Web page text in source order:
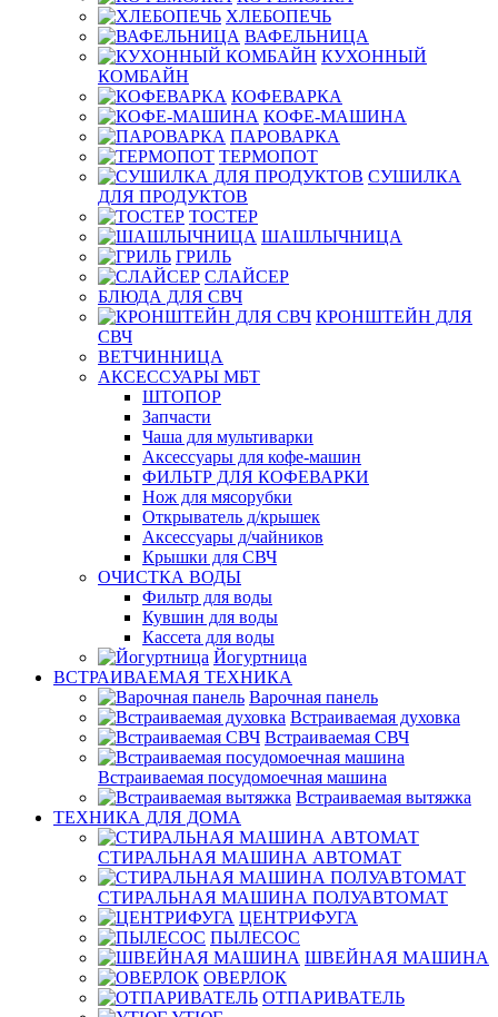
ХЛЕБОПЕЧЬ
ВАФЕЛЬНИЦА
КУХОННЫЙ
КОМБАЙН
КОФЕВАРКА
КОФЕ-МАШИНА
ПАРОВАРКА
ТЕРМОПОТ
СУШИЛКА
ДЛЯ ПРОДУКТОВ
ТОСТЕР
ШАШЛЫЧНИЦА
ГРИЛЬ
СЛАЙСЕР
БЛЮДА ДЛЯ СВЧ
КРОНШТЕЙН ДЛЯ
СВЧ
ВЕТЧИННИЦА
АКСЕССУАРЫ МБТ
ШТОПОР
Запчасти
Чаша для мультиварки
Аксессуары для кофе-машин
ФИЛЬТР ДЛЯ КОФЕВАРКИ
Нож для мясорубки
Открыватель д/крышек
Аксессуары д/чайников
Крышки для СВЧ
ОЧИСТКА ВОДЫ
Фильтр для воды
Кувшин для воды
Кассета для воды
Йогуртница
ВСТРАИВАЕМАЯ ТЕХНИКА
Варочная панель
Встраиваемая духовка
Встраиваемая СВЧ
Встраиваемая посудомоечная машина
Встраиваемая вытяжка
ТЕХНИКА ДЛЯ ДОМА
СТИРАЛЬНАЯ МАШИНА АВТОМАТ
СТИРАЛЬНАЯ МАШИНА ПОЛУАВТОМАТ
ЦЕНТРИФУГА
ПЫЛЕСОС
ШВЕЙНАЯ МАШИНА
ОВЕРЛОК
ОТПАРИВАТЕЛЬ